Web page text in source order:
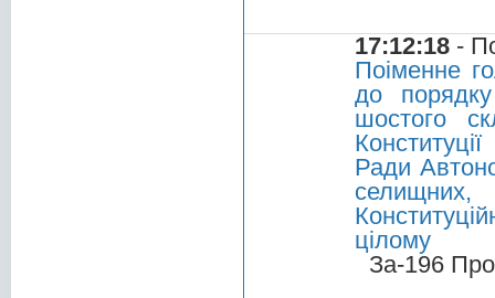
17:12:18 -
Поіменне
до
шостого
Ради
цілому
За-196